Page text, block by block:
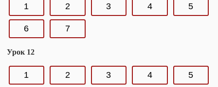
1 2 3 4 5
6 7
Урок 12
1 2 3 4 5